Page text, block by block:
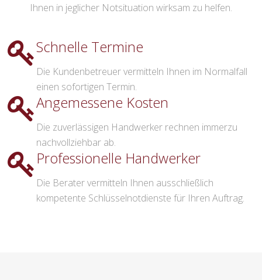
Ihnen in jeglicher Notsituation wirksam zu helfen.
Schnelle Termine
Die Kundenbetreuer vermitteln Ihnen im Normalfall
einen sofortigen Termin.
Angemessene Kosten
Die zuverlässigen Handwerker rechnen immerzu
nachvollziehbar ab.
Professionelle Handwerker
Die Berater vermitteln Ihnen ausschließlich
kompetente Schlüsselnotdienste für Ihren Auftrag.